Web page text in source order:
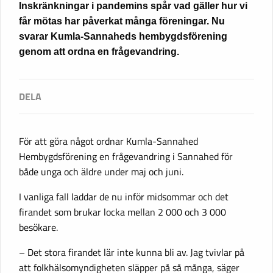
Inskränkningar i pandemins spår vad gäller hur vi
får mötas har påverkat många föreningar. Nu
svarar Kumla-Sannaheds hembygdsförening
genom att ordna en frågevandring.
För att göra något ordnar Kumla-Sannahed
Hembygdsförening en frågevandring i Sannahed för
både unga och äldre under maj och juni.
I vanliga fall laddar de nu inför midsommar och det
firandet som brukar locka mellan 2 000 och 3 000
besökare.
– Det stora firandet lär inte kunna bli av. Jag tvivlar på
att folkhälsomyndigheten släpper på så många, säger